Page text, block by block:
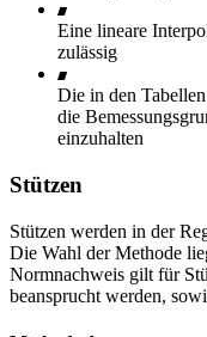
Eine lineare
zulässig
Die in den
die
einzuhalten
Stützen
Stützen werden in der
Die Wahl der Methode
Normnachweis gilt für
beansprucht werden,